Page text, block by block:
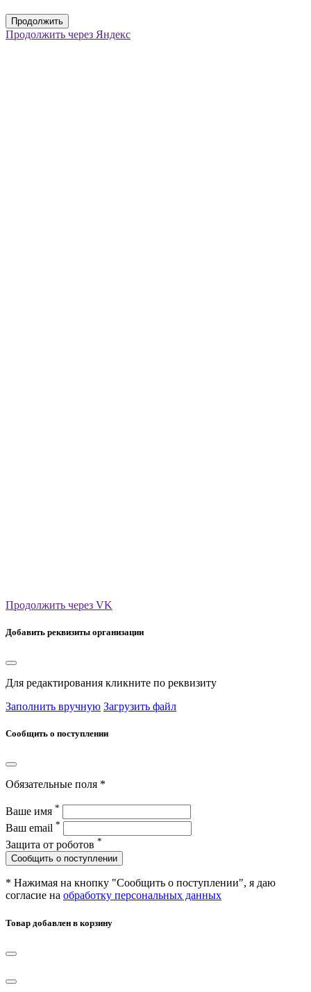
Продолжить
Продолжить через Яндекс
Продолжить через VK
Добавить реквизиты организации
Для редактирования кликните по реквизиту
Заполнить вручную Загрузить файл
Сообщить о поступлении
Обязательные поля *
Ваше имя *
Ваш email *
Защита от роботов *
Сообщить о поступлении
* Нажимая на кнопку "Сообщить о поступлении", я даю
согласие на обработку персональных данных
Товар добавлен в корзину